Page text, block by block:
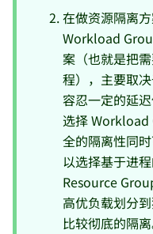
在做资源隔离
Workload
案（也就是把
程），主要取
容忍一定的延
选择 Workload
全的隔离性同
以选择基于进
Resource
高优负载划分
比较彻底的隔离